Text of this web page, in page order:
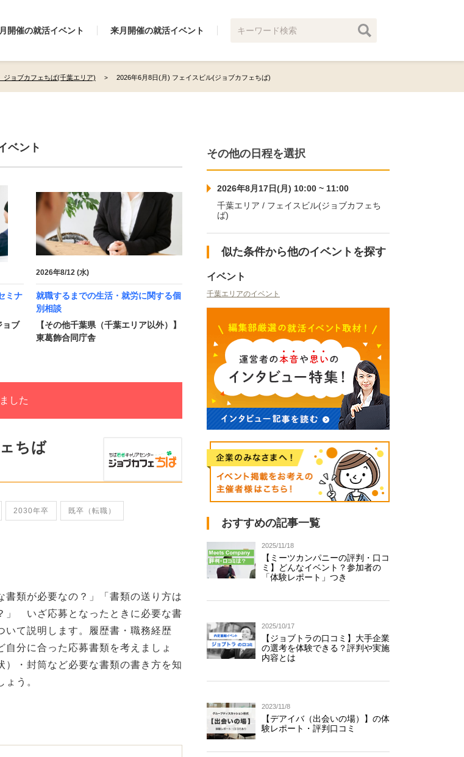
開催の就活イベント 来月開催の就活イベント
ョブカフェちば(千葉エリア) 2026年6月8日(月) フェイスビル(ジョブカフェちば)
ベント
ミナ
ョブ
2026年8/12 (水)
就職するまでの生活・就労に関する個
別相談
【その他千葉県（千葉エリア以外）】
東葛飾合同庁舎
した
ちば
2030年卒 既卒（転職）
書類が必要なの？」「書類の送り方は
」 いざ応募となったときに必要な書
いて説明します。履歴書・職務経歴
自分に合った応募書類を考えましょ
）・封筒など必要な書類の書き方を知
ょう。
その他の日程を選択
2026年8月17日(月) 10:00 ~ 11:00
千葉エリア / フェイスビル(ジョブカフェち
ば)
似た条件から他のイベントを探す
イベント
千葉エリアのイベント
おすすめの記事一覧
2025/11/18
【ミーツカンパニーの評判・口コ
ミ】どんなイベント？参加者の
「体験レポート」つき
2025/10/17
【ジョブトラの口コミ】大手企業
の選考を体験できる？評判や実施
内容とは
2023/11/8
【デアイバ（出会いの場）】の体
験レポート・評判口コミ